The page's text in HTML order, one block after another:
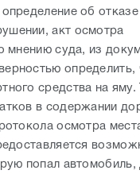
об отказе
акт осмотра
мнению суда, из
определить,
средства на яму.
в содержании
осмотра
попал